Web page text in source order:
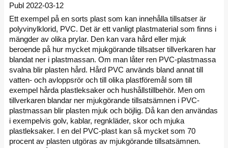
Publ 2022-03-12
Ett exempel på en sorts plast som kan innehålla tillsatser är
polyvinylklorid, PVC. Det är ett vanligt plastmaterial som finns i
mängder av olika prylar. Den kan vara hård eller mjuk
beroende på hur mycket mjukgörande tillsatser tillverkaren har
blandat ner i plastmassan. Om man låter ren PVC-plastmassa
svalna blir plasten hård. Hård PVC används bland annat till
vatten- och avloppsrör och till olika plastföremål som till
exempel hårda plastleksaker och hushållstillbehör. Men om
tillverkaren blandar ner mjukgörande tillsatsämnen i PVC-
plastmassan blir plasten mjuk och böjlig. Då kan den användas
i exempelvis golv, kablar, regnkläder, skor och mjuka
plastleksaker. I en del PVC-plast kan så mycket som 70
procent av plasten utgöras av mjukgörande tillsatsämnen.